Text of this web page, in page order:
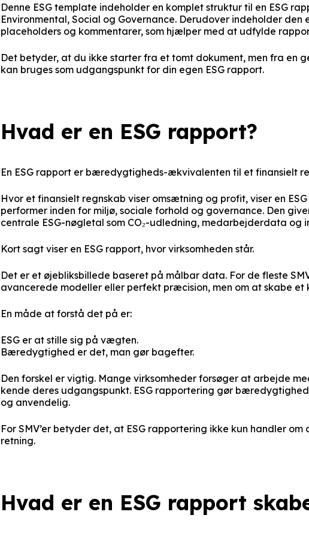
Denne ESG template indeholder en komplet struktur til en ESG
Environmental, Social og Governance. Derudover indeholder den
placeholders og kommentarer, som hjælper med at udfylde
Det betyder, at du ikke starter fra et tomt dokument, men fra en
kan bruges som udgangspunkt for din egen ESG rapport.
Hvad er en ESG rapport?
En ESG rapport er bæredygtigheds-ækvivalenten til et finansielt
Hvor et finansielt regnskab viser omsætning og profit, viser en
performer inden for miljø, sociale forhold og governance. Den
centrale ESG-nøgletal som CO₂-udledning, medarbejderdata og
Kort sagt viser en ESG rapport, hvor virksomheden står.
Det er et øjebliksbillede baseret på målbar data. For de fleste
avancerede modeller eller perfekt præcision, men om at skabe
En måde at forstå det på er:
ESG er at stille sig på vægten.
Bæredygtighed er det, man gør bagefter.
Den forskel er vigtig. Mange virksomheder forsøger at arbejde
kende deres udgangspunkt. ESG rapportering gør
og anvendelig.
For SMV’er betyder det, at ESG rapportering ikke kun handler
retning.
Hvad er en ESG rapport